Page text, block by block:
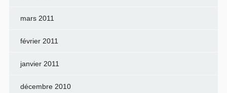
mars 2011
février 2011
janvier 2011
décembre 2010